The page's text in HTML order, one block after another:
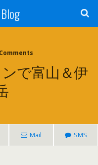
Comments
で富山＆伊
Mail SMS